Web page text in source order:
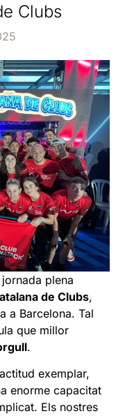
Clubs
plena
de Clubs,
a Barcelona. Tal
que millor
.
exemplar,
enorme capacitat
Els nostres